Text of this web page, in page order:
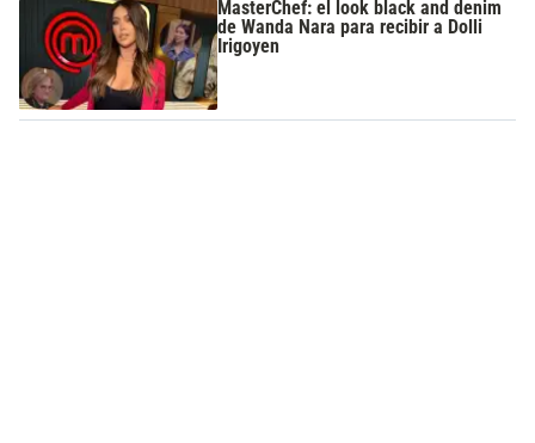
MasterChef: el look black and denim
de Wanda Nara para recibir a Dolli
Irigoyen